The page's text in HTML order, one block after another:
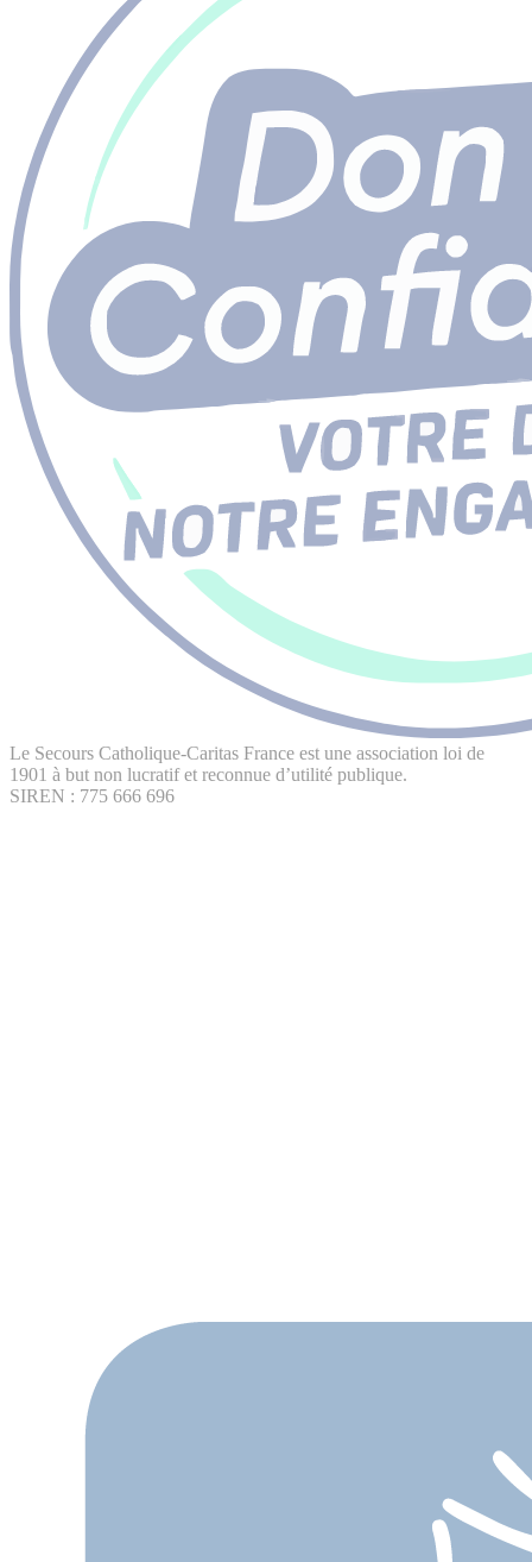
Le Secours Catholique-Caritas France est une association loi de
1901 à but non lucratif et reconnue d’utilité publique.
SIREN : 775 666 696